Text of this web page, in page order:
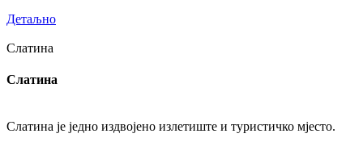
Детаљно
Слатина
Слатина
Слатина је једно издвојено излетиште и туристичко мјесто.